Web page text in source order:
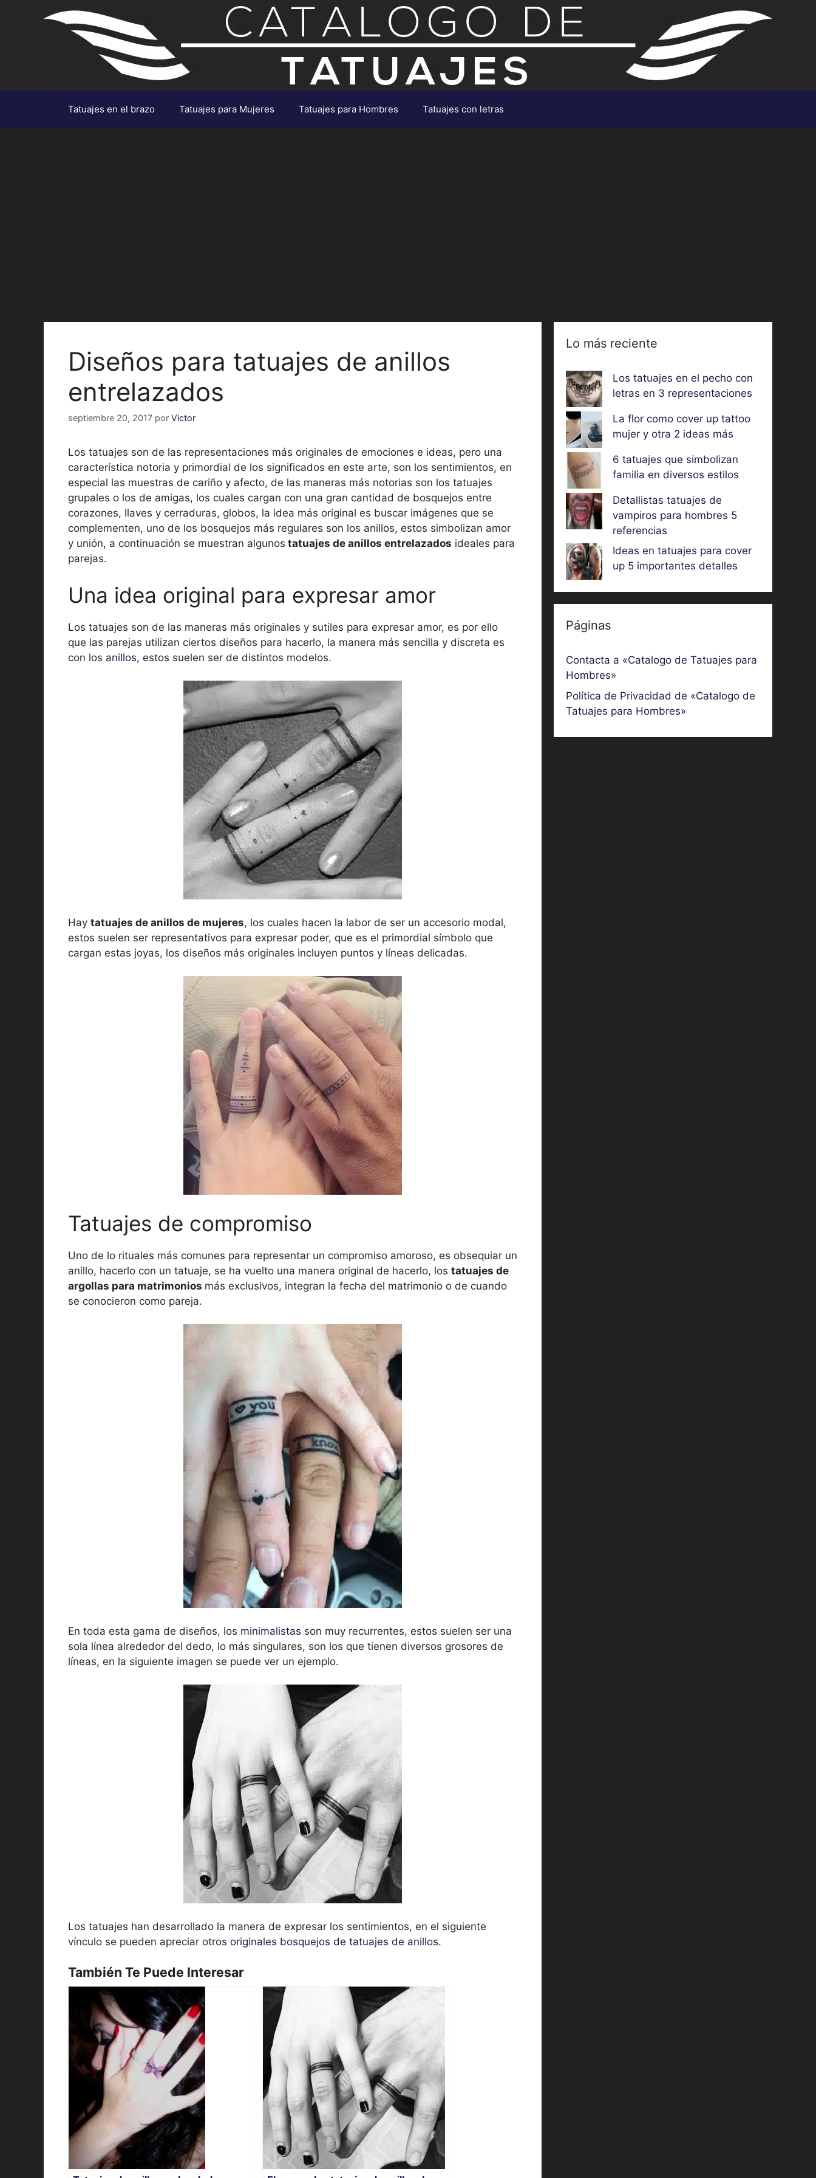
Tatuajes en el brazo Tatuajes para Mujeres Tatuajes para Hombres Tatuajes con letras
Diseños para tatuajes de anillos
entrelazados
septiembre 20, 2017 por Victor
Los tatuajes son de las representaciones más originales de emociones e ideas, pero una
característica notoria y primordial de los significados en este arte, son los sentimientos, en
especial las muestras de cariño y afecto, de las maneras más notorias son los tatuajes
grupales o los de amigas, los cuales cargan con una gran cantidad de bosquejos entre
corazones, llaves y cerraduras, globos, la idea más original es buscar imágenes que se
complementen, uno de los bosquejos más regulares son los anillos, estos simbolizan amor
y unión, a continuación se muestran algunos tatuajes de anillos entrelazados ideales para
parejas.
Una idea original para expresar amor
Los tatuajes son de las maneras más originales y sutiles para expresar amor, es por ello
que las parejas utilizan ciertos diseños para hacerlo, la manera más sencilla y discreta es
con los anillos, estos suelen ser de distintos modelos.
Hay tatuajes de anillos de mujeres, los cuales hacen la labor de ser un accesorio modal,
estos suelen ser representativos para expresar poder, que es el primordial símbolo que
cargan estas joyas, los diseños más originales incluyen puntos y líneas delicadas.
Tatuajes de compromiso
Uno de lo rituales más comunes para representar un compromiso amoroso, es obsequiar un
anillo, hacerlo con un tatuaje, se ha vuelto una manera original de hacerlo, los tatuajes de
argollas para matrimonios más exclusivos, integran la fecha del matrimonio o de cuando
se conocieron como pareja.
En toda esta gama de diseños, los minimalistas son muy recurrentes, estos suelen ser una
sola línea alrededor del dedo, lo más singulares, son los que tienen diversos grosores de
líneas, en la siguiente imagen se puede ver un ejemplo.
Los tatuajes han desarrollado la manera de expresar los sentimientos, en el siguiente
vínculo se pueden apreciar otros originales bosquejos de tatuajes de anillos.
También Te Puede Interesar
Lo más reciente
Los tatuajes en el pecho con
letras en 3 representaciones
La flor como cover up tattoo
mujer y otra 2 ideas más
6 tatuajes que simbolizan
familia en diversos estilos
Detallistas tatuajes de
vampiros para hombres 5
referencias
Ideas en tatuajes para cover
up 5 importantes detalles
Páginas
Contacta a «Catalogo de Tatuajes para
Hombres»
Política de Privacidad de «Catalogo de
Tatuajes para Hombres»